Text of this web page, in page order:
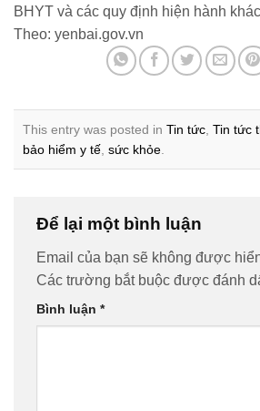
BHYT và các quy định hiện hành
Theo: yenbai.gov.vn
This entry was posted in Tin tức Tin tức
bảo hiểm y tế sức khỏe
Để lại một bình luận
Email của bạn sẽ không được
Các trường bắt buộc được đánh
Bình luận *